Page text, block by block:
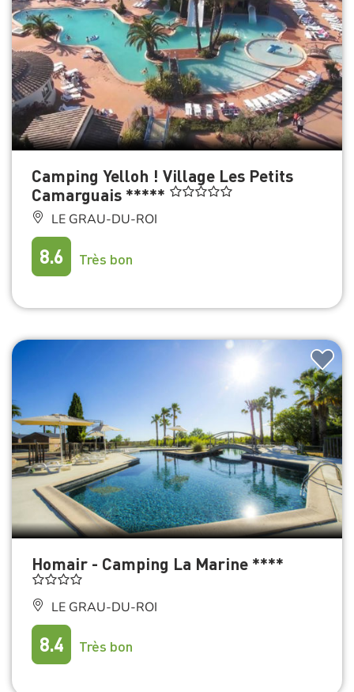
Camping Yelloh ! Village Les Petits
Camarguais *****
LE GRAU-DU-ROI
8.6 Très bon
Homair - Camping La Marine ****
LE GRAU-DU-ROI
8.4 Très bon